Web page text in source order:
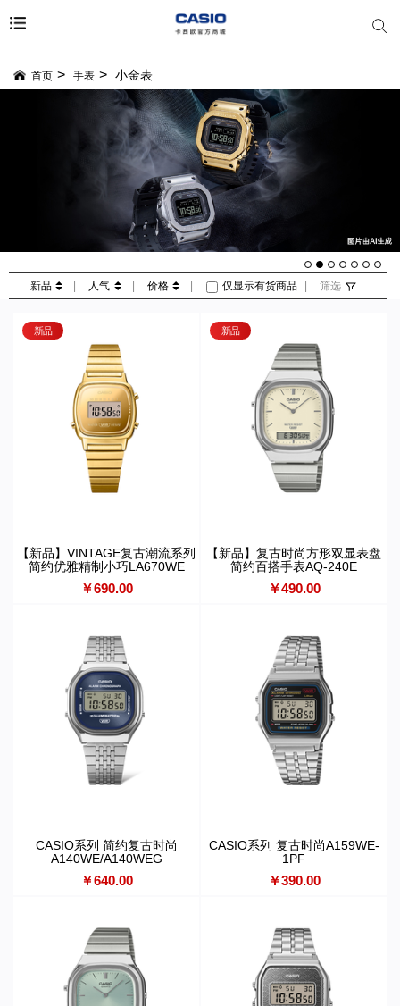
首页 手表 小金表
新品 人气 价格 仅显示有货商品 筛选
新品
【新品】VINTAGE复古潮流系列
简约优雅精制小巧LA670WE
￥690.00
新品
【新品】复古时尚方形双显表盘
简约百搭手表AQ-240E
￥490.00
CASIO系列 简约复古时尚
A140WE/A140WEG
￥640.00
CASIO系列 复古时尚A159WE-
1PF
￥390.00